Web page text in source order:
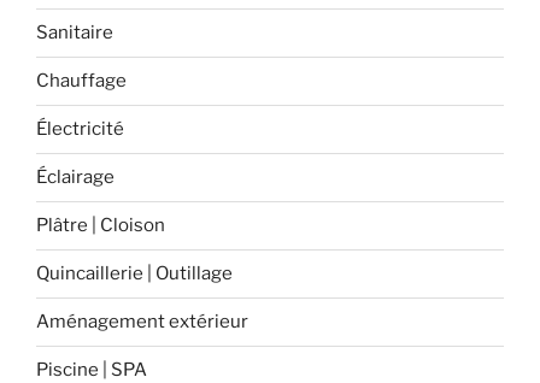
Sanitaire
Chauffage
Électricité
Éclairage
Plâtre | Cloison
Quincaillerie | Outillage
Aménagement extérieur
Piscine | SPA